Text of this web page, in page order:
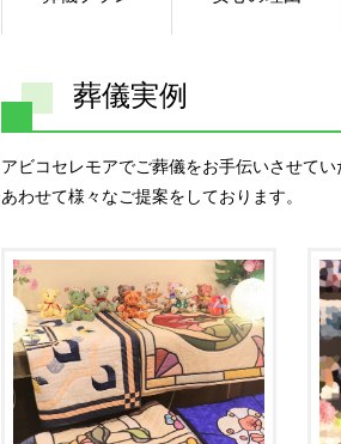
葬儀実例
アビコセレモアでご葬儀をお手伝いさせて
あわせて様々なご提案をしております。